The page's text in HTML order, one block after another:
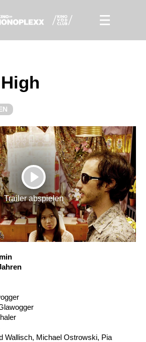
PLAY
Trailer abspielen
Wallisch, Michael Ostrowski, Pia